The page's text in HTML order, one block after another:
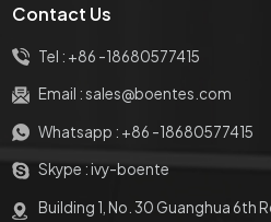
Contact Us
Tel : +86 -18680577415
Email :sales@boentes.com
Whatsapp : +86 -18680577415
Skype :ivy-boente
Building 1, No. 30 Guanghua 6th